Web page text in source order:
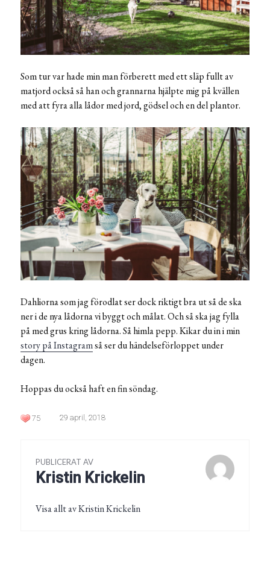
Som tur var hade min man förberett med ett släp fullt av
matjord också så han och grannarna hjälpte mig på kvällen
med att fyra alla lådor med jord, gödsel och en del plantor.
Dahliorna som jag förodlat ser dock riktigt bra ut så de ska
ner i de nya lådorna vi byggt och målat. Och så ska jag fylla
på med grus kring lådorna. Så himla pepp. Kikar du in i min
story på Instagramså ser du händelseförloppet under
dagen.
Hoppas du också haft en fin söndag.
75 29 april, 2018
PUBLICERAT AV
Kristin Krickelin
Visa allt av Kristin Krickelin